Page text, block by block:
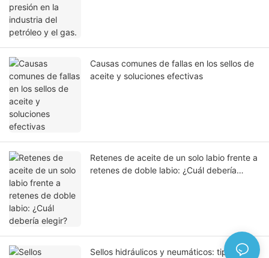
Causas comunes de fallas en los sellos de
aceite y soluciones efectivas
Retenes de aceite de un solo labio frente a
retenes de doble labio: ¿Cuál debería
Sellos hidráulicos y neumáticos: tipos y